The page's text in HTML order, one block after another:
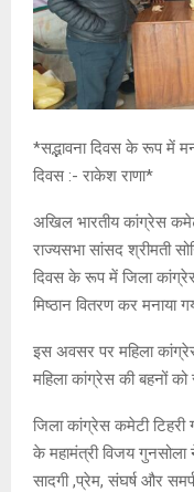
*सद्भावना दिवस के रूप में
दिवस :- राकेश राणा*
अखिल भारतीय कांग्रेस
राज्यसभा सांसद श्रीमती
दिवस के रूप में जिला
मिष्ठान वितरण कर मनाया
इस अवसर पर महिला
महिला कांग्रेस की बहनों
जिला कांग्रेस कमेटी
के महामंत्री विजय गुनसोला
सादगी ,प्रेम, संघर्ष और